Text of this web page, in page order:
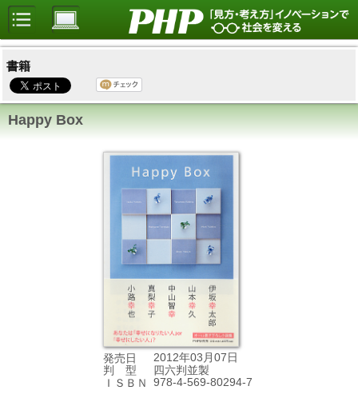
書籍
Happy Box
発売日
2012年03月07日
判 型
四六判並製
ＩＳＢＮ
978-4-569-80294-7